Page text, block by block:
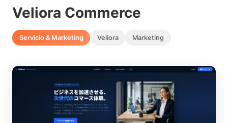
Veliora Commerce
Servicio & Marketing Veliora Marketing